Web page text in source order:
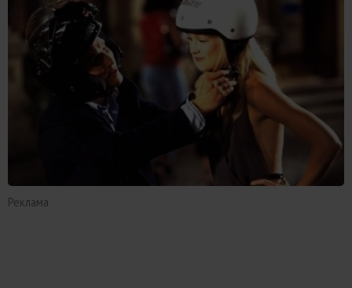
Реклама